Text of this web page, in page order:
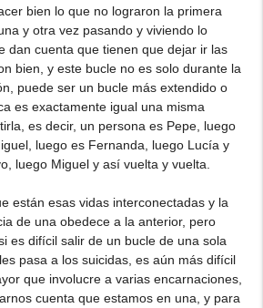
bien lo que no lograron la primera
y otra vez pasando y viviendo lo
dan cuenta que tienen que dejar ir las
bien, y este bucle no es solo durante la
puede ser un bucle más extendido o
es exactamente igual una misma
es decir, un persona es Pepe, luego
luego es Fernanda, luego Lucía y
luego Miguel y así vuelta y vuelta.
están esas vidas interconectadas y la
de una obedece a la anterior, pero
es difícil salir de un bucle de una sola
pasa a los suicidas, es aún más difícil
que involucre a varias encarnaciones,
cuenta que estamos en una, y para